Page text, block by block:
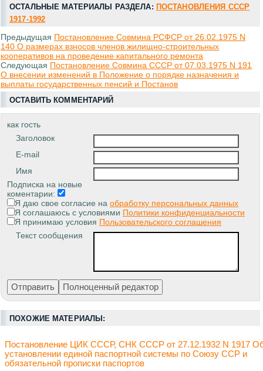
ОСТАЛЬНЫЕ МАТЕРИАЛЫ РАЗДЕЛА: ПОСТАНОВЛЕНИЯ СССР
1917-1992
Предыдущая Постановление Совмина РСФСР от 26.02.1975 N
140 О размерах взносов членов жилищно-строительных
кооперативов на проведение капитального ремонта
Следующая Постановление Совмина СССР от 07.03.1975 N 191
О внесении изменений в Положение о порядке назначения и
выплаты государственных пенсий и Постанов
ОСТАВИТЬ КОММЕНТАРИЙ
как гость
Заголовок
E-mail
Имя
Подписка на новые
коментарии:
Я даю свое согласие на обработку персональных данных
Я соглашаюсь с условиями Политики конфиденциальности
Я принимаю условия Пользовательского соглашения
Текст сообщения
ПОХОЖИЕ МАТЕРИАЛЫ:
Постановление ЦИК СССР, СНК СССР от 27.12.1932 N 1917
установлении единой паспортной системы по Союзу ССР и
обязательной прописки паспортов